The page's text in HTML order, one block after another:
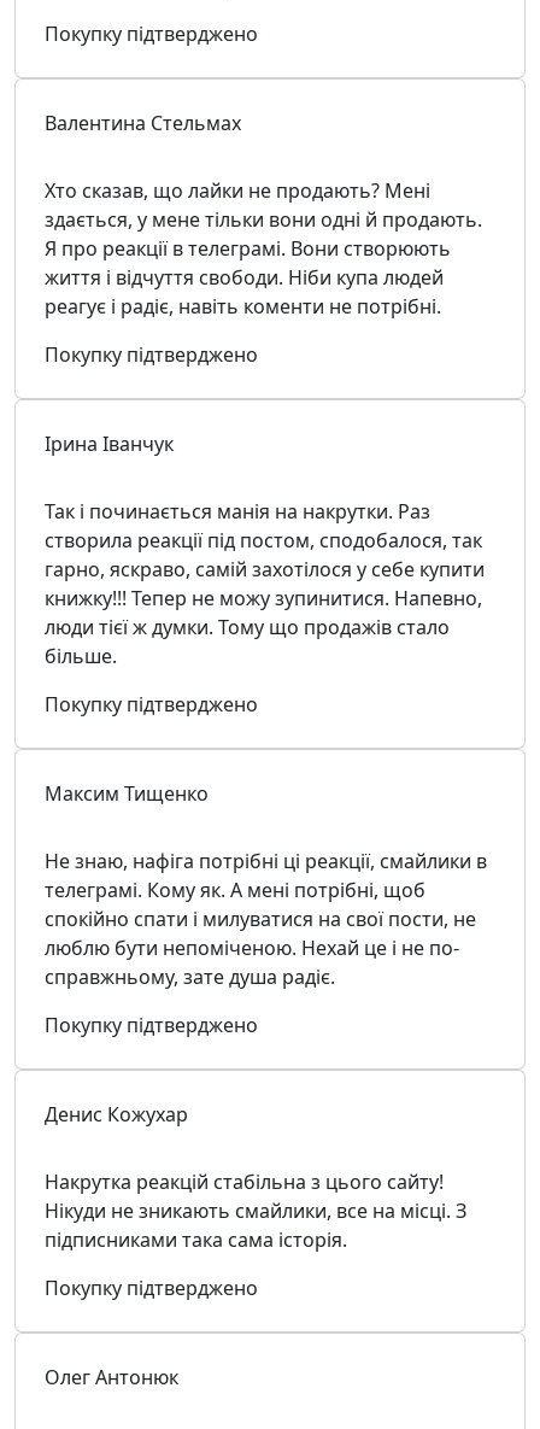
Покупку підтверджено
Валентина Стельмах
Хто сказав, що лайки не продають? Мені
здається, у мене тільки вони одні й продають.
Я про реакції в телеграмі. Вони створюють
життя і відчуття свободи. Ніби купа людей
реагує і радіє, навіть коменти не потрібні.
Покупку підтверджено
Ірина Іванчук
Так і починається манія на накрутки. Раз
створила реакції під постом, сподобалося, так
гарно, яскраво, самій захотілося у себе купити
книжку!!! Тепер не можу зупинитися. Напевно,
люди тієї ж думки. Тому що продажів стало
більше.
Покупку підтверджено
Максим Тищенко
Не знаю, нафіга потрібні ці реакції, смайлики в
телеграмі. Кому як. А мені потрібні, щоб
спокійно спати і милуватися на свої пости, не
люблю бути непоміченою. Нехай це і не по-
справжньому, зате душа радіє.
Покупку підтверджено
Денис Кожухар
Накрутка реакцій стабільна з цього сайту!
Нікуди не зникають смайлики, все на місці. З
підписниками така сама історія.
Покупку підтверджено
Олег Антонюк